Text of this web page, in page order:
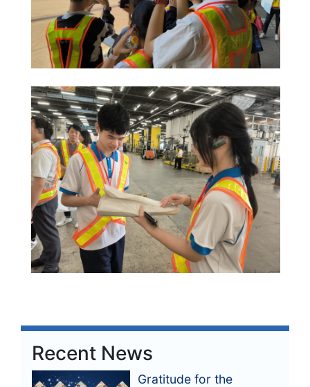
Recent News
Gratitude for the